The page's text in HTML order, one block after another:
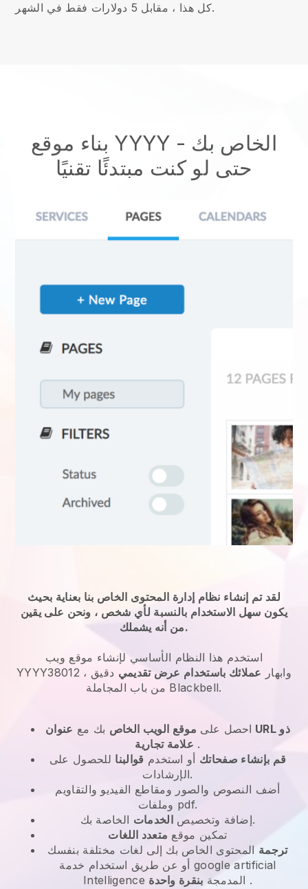
كل هذا ، مقابل 5 دولارات فقط في الشهر.
بناء موقع YYYY الخاص بك -
حتى لو كنت مبتدئًا تقنيًا
لقد تم إنشاء نظام إدارة المحتوى الخاص بنا بعناية بحيث
يكون سهل الاستخدام بالنسبة لأي شخص ، ونحن على يقين
من أنه يشملك.
استخدم هذا النظام الأساسي لإنشاء موقع ويب
YYYY38012 وابهار عملائك باستخدام عرض تقديمي دقيق ،
من باب المجاملة Blackbell.
احصل على موقع الويب الخاص بك مع عنوان URL ذو
علامة تجارية .
قم بإنشاء صفحاتك أو استخدم قوالبنا للحصول على
الإرشادات.
أضف النصوص والصور ومقاطع الفيديو والتقاويم
وملفات pdf.
إضافة وتخصيصالخدمات
الخاصة بك.
تمكين موقع متعدد اللغات
ترجمة المحتوى الخاص بك إلى لغات مختلفة بنفسك
أو عن طريق استخدام خدمة google artificial
Intelligence المدمجة بنقرة واحدة .